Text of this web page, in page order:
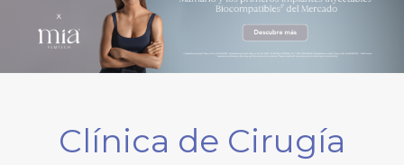
Clínica de Cirugía